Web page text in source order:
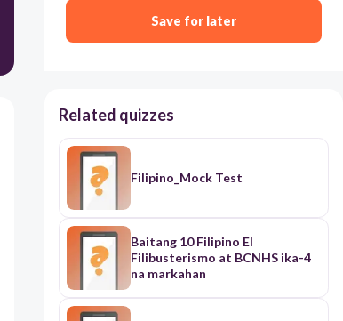
Save for later
Related quizzes
Filipino_Mock Test
Baitang 10 Filipino El
Filibusterismo at BCNHS ika-4
na markahan